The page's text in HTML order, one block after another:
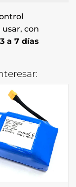
con
3 a 7 días